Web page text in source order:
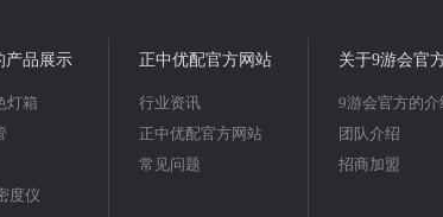
产品展示
灯箱
度仪
正中优配官方网站
行业资讯
正中优配官方网站
常见问题
关于9游会官
9游会官方的介
团队介绍
招商加盟